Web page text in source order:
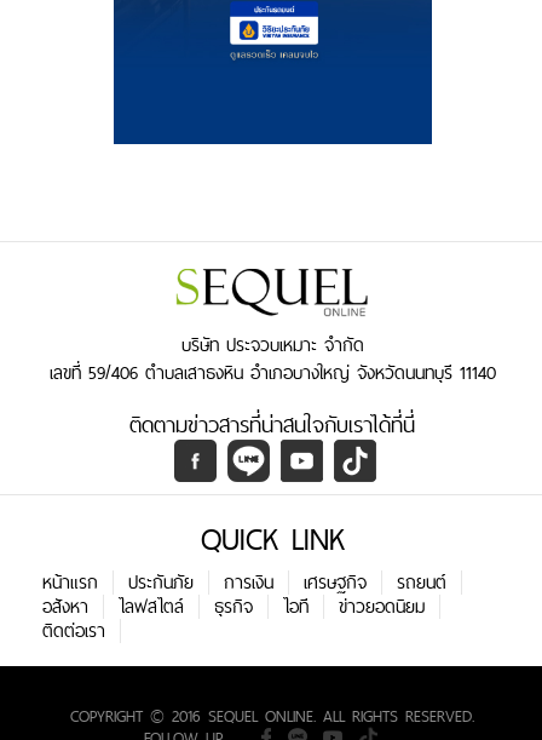
บริษัท ประจวบเหมาะ จำกัด
เลขที่ 59/406 ตำบลเสาธงหิน อำเภอบางใหญ่ จังหวัดนนทบุรี 11140
ติดตามข่าวสารที่น่าสนใจกับเราได้ที่นี่
QUICK LINK
หน้าแรก ประกันภัย การเงิน เศรษฐกิจ
รถยนต์
อสังหา
ไลฟสไตล์ ธุรกิจ ไอที
ข่าวยอดนิยม
ติดต่อเรา
COPYRIGHT © 2016 SEQUEL ONLINE. ALL RIGHTS RESERVED.